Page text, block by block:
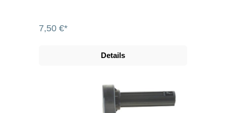
7,50 €*
Details